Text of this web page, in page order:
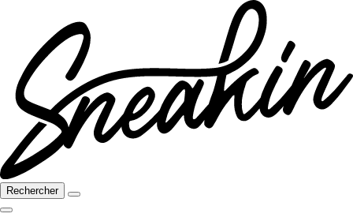
Rechercher